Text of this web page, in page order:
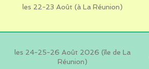
les 22-23 Août (à La Réunion)
les 24-25-26 Août 2026 (île de La
Réunion)